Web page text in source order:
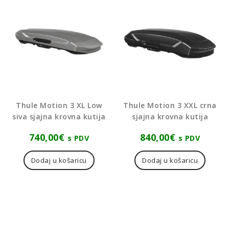
Thule Motion 3 XL Low
siva sjajna krovna kutija
740,00€ s PDV
Dodaj u košaricu
Thule Motion 3 XXL crna
sjajna krovna kutija
840,00€ s PDV
Dodaj u košaricu